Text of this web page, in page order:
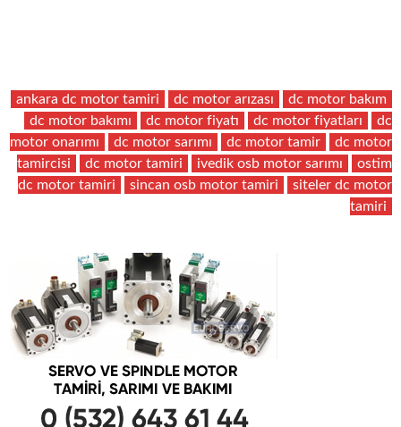
ankara dc motor tamiri dc motor arızası
dc motor bakım
dc motor bakımı
dc motor fiyatı dc motor fiyatları
dc
motor onarımı
dc motor sarımı dc motor tamir
dc motor
tamircisi
dc motor tamiri ivedik osb motor sarımı
ostim
dc motor tamiri
sincan osb motor tamiri
siteler dc motor
tamiri